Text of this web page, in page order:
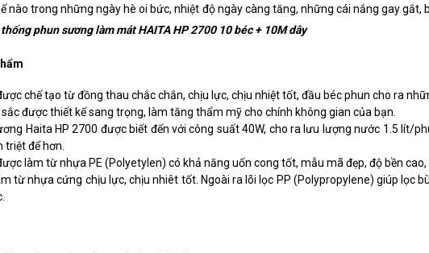
nào trong những ngày hè oi bức, nhiệt độ ngày càng tăng, những cái nắng gay
phun sương làm mát HAITA HP 2700 10 béc + 10M dây
chế tạo từ đồng thau chắc chắn, chịu lực, chịu nhiệt tốt, đầu béc phun cho ra
được thiết kế sang trọng, làm tăng thẩm mỹ cho chính không gian của bạn.
Haita HP 2700 được biết đến với công suất 40W, cho ra lưu lượng nước 1.5 lít/
để hơn.
làm từ nhựa PE (Polyetylen) có khả năng uốn cong tốt, mẫu mã đẹp, độ bền
từ nhựa cứng chịu lực, chịu nhiêt tốt. Ngoài ra lõi lọc PP (Polypropylene) giúp lọc